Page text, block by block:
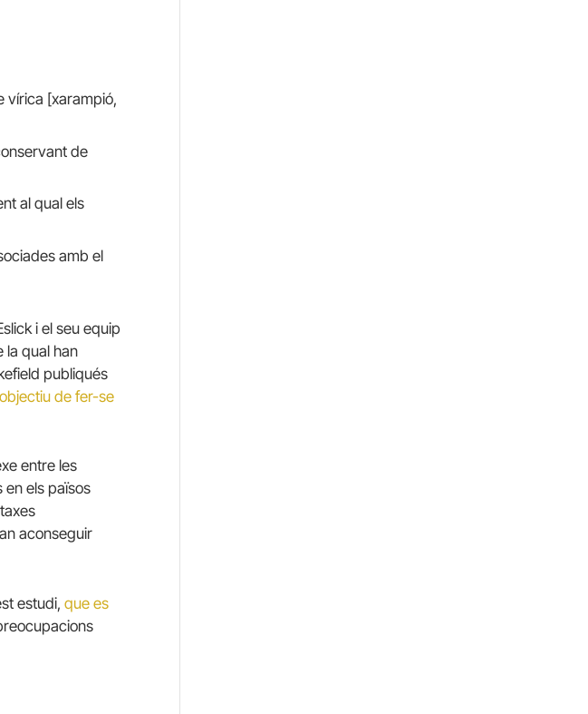
vírica [xarampió,
de
al qual els
amb el
i el seu equip
la qual han
publiqués
objectiu de fer-se
entre les
els països
aconseguir
estudi, que es